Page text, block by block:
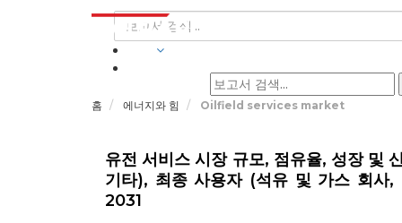
홈 에너지와 힘 Oilfield services market
유전 서비스 시장 규모, 점유율, 성장 및
기타), 최종 사용자 (석유 및 가스 회
2031